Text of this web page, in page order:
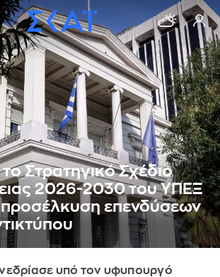
Στρατηγικό Σχέδιο
2026-2030 του ΥΠΕΞ
επενδύσεων
υπό τον υφυπουργό